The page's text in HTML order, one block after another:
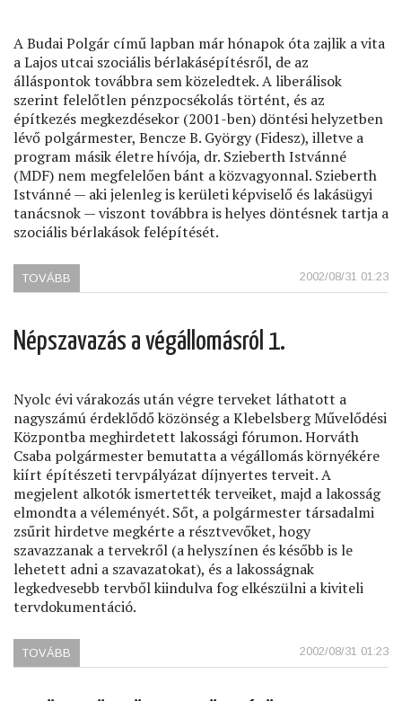
A Budai Polgár című lapban már hónapok óta zajlik a vita
a Lajos utcai szociális bérlakásépítésről, de az
álláspontok továbbra sem közeledtek. A liberálisok
szerint felelőtlen pénzpocsékolás történt, és az
építkezés megkezdésekor (2001-ben) döntési helyzetben
lévő polgármester, Bencze B. György (Fidesz), illetve a
program másik életre hívója, dr. Szieberth Istvánné
(MDF) nem megfelelően bánt a közvagyonnal. Szieberth
Istvánné — aki jelenleg is kerületi képviselő és lakásügyi
tanácsnok — viszont továbbra is helyes döntésnek tartja a
szociális bérlakások felépítését.
2002/08/31 01:23
TOVÁBB
A
BÉRLAKÁSOK
Népszavazás a végállomásról 1.
Nyolc évi várakozás után végre terveket láthatott a
nagyszámú érdeklődő közönség a Klebelsberg Művelődési
Központba meghirdetett lakossági fórumon. Horváth
Csaba polgármester bemutatta a végállomás környékére
kiírt építészeti tervpályázat díjnyertes terveit. A
megjelent alkotók ismertették terveiket, majd a lakosság
elmondta a véleményét. Sőt, a polgármester társadalmi
zsűrit hirdetve megkérte a résztvevőket, hogy
szavazzanak a tervekről (a helyszínen és később is le
lehetett adni a szavazatokat), és a lakosságnak
legkedvesebb tervből kiindulva fog elkészülni a kiviteli
tervdokumentáció.
2002/08/31 01:23
TOVÁBB
A